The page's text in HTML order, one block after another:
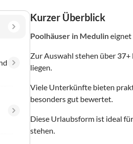
Kurzer Überblick
Poolhäuser in Medulineignet
Zur Auswahl stehen über 37+
liegen.
Viele Unterkünfte bieten
besonders gut bewertet.
Diese Urlaubsform ist ideal
stehen.